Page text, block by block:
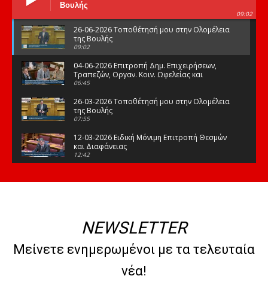
Βουλής
09:02
26-06-2026 Τοποθέτησή μου στην Ολομέλεια
της Βουλής
09:02
04-06-2026 Επιτροπή Δημ. Επιχειρήσεων,
Τραπεζών, Οργαν. Κοιν. Ωφελείας και
Φορέων Κοινων. Ασφάλισης
06:45
26-03-2026 Τοποθέτησή μου στην Ολομέλεια
της Βουλής
07:55
12-03-2026 Ειδική Μόνιμη Επιτροπή Θεσμών
και Διαφάνειας
12:42
της Βουλής
08:47
10-02-2026 Διαρκής Επιτροπή Μορφωτικών
Υποθέσεων
NEWSLETTER
Μείνετε ενημερωμένοι με τα τελευταία
νέα!